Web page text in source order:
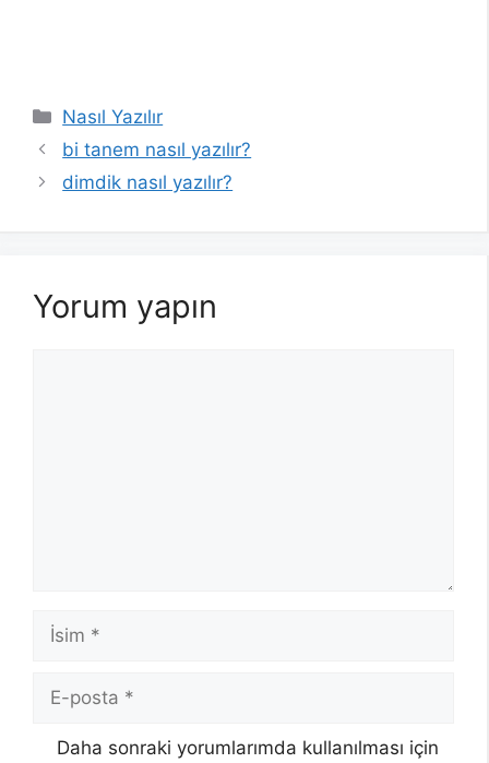
Kategoriler
Nasıl Yazılır
bi tanem nasıl yazılır?
dimdik nasıl yazılır?
Yorum yapın
İsim
posta
Daha sonraki yorumlarımda kullanılması için